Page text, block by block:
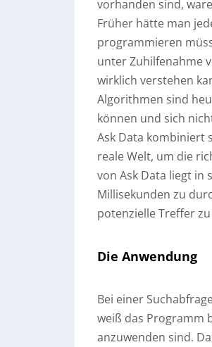
vorhanden sind,
Früher hätte man
programmieren
unter Zuhilfenahme
wirklich verstehen
Algorithmen sind
können und sich
Ask Data kombiniert
reale Welt, um die
von Ask Data liegt in
Millisekunden zu
potenzielle Treffer
Die Anwendung
Bei einer
weiß das Programm
anzuwenden sind.